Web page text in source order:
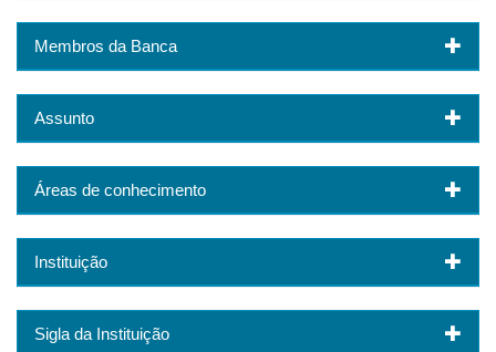
Membros da Banca
Assunto
Áreas de conhecimento
Instituição
Sigla da Instituição